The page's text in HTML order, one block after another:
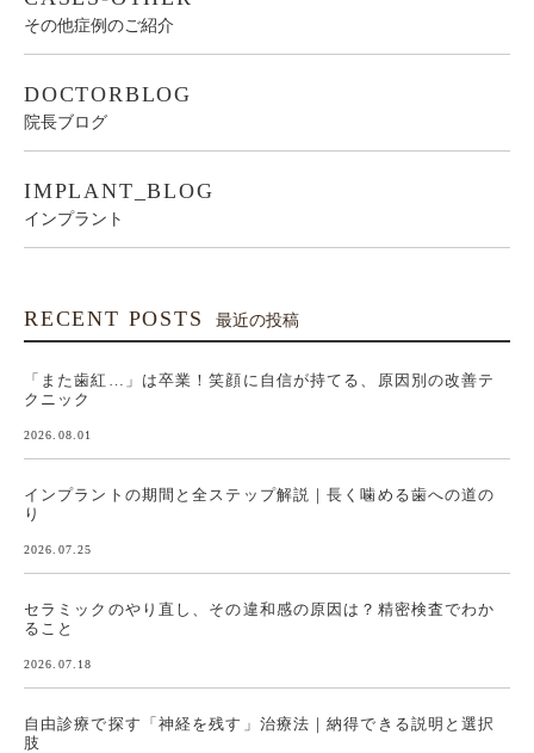
その他症例のご紹介
DOCTORBLOG
院長ブログ
IMPLANT_BLOG
インプラント
RECENT POSTS 最近の投稿
「また歯紅…」は卒業！笑顔に自信が持てる、原因別の改善テ
クニック
2026.08.01
インプラントの期間と全ステップ解説｜長く噛める歯への道の
り
2026.07.25
セラミックのやり直し、その違和感の原因は？精密検査でわか
ること
2026.07.18
自由診療で探す「神経を残す」治療法｜納得できる説明と選択
肢